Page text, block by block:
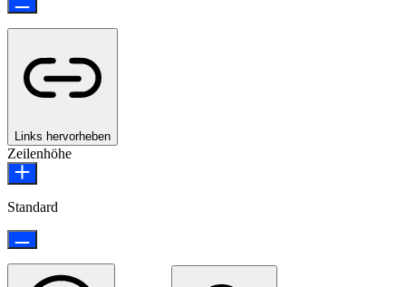
Links hervorheben
Zeilenhöhe
Standard